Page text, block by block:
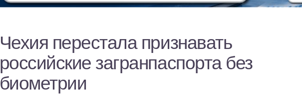
Чехия перестала признавать
российские загранпаспорта без
биометрии